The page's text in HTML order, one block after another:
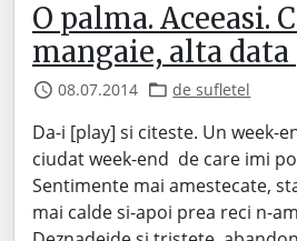
O palma. Aceeasi.
mangaie, alta
08.07.2014 de sufletel
Da-i [play] si citeste. Un week-
ciudat week-end de care imi
Sentimente mai amestecate,
mai calde si-apoi prea reci n-